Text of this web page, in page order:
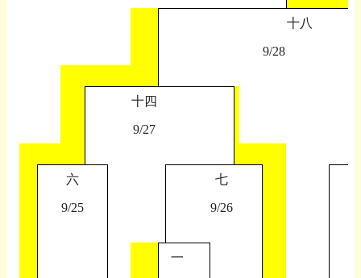
十八
9/28
十四
9/27
六 七
9/25 9/26
一